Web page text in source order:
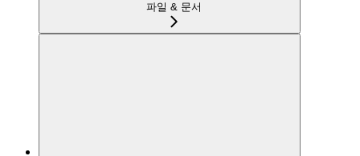
파일 & 문서